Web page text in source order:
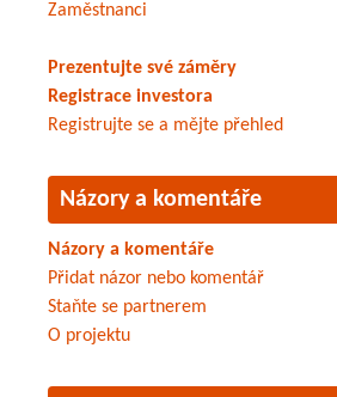
Zaměstnanci
Prezentujte své záměry
Registrace investora
Registrujte se a mějte přehled
Názory a komentáře
Názory a komentáře
Přidat názor nebo komentář
Staňte se partnerem
O projektu